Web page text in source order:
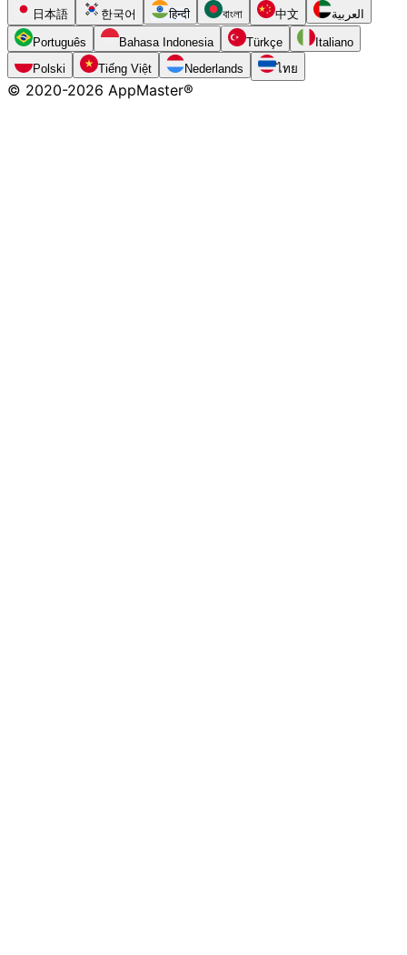
日本語
한국어 हिन्दी বাংলা 中文 العربية
Português Bahasa Indonesia Türkçe
Italiano
Polski
Tiếng Việt Nederlands ไทย
© 2020-2026 AppMaster®